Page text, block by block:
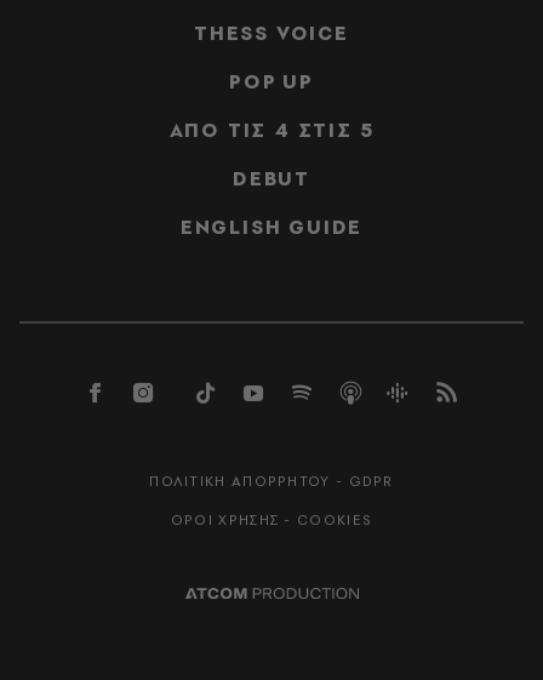
THESS VOICE
POP UP
ΑΠΟ ΤΙΣ 4 ΣΤΙΣ 5
DEBUT
ENGLISH GUIDE
ΠΟΛΙΤΙΚΗ ΑΠΟΡΡΗΤΟΥ - GDPR
ΟΡΟΙ ΧΡΗΣΗΣ - COOKIES